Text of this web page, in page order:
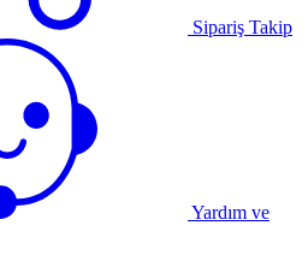
Sipariş Takip
Yardım ve